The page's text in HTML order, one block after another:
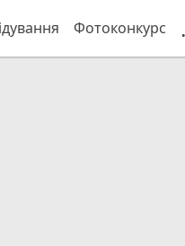
Фотоконкурс